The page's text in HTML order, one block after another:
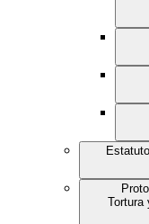
Tortura